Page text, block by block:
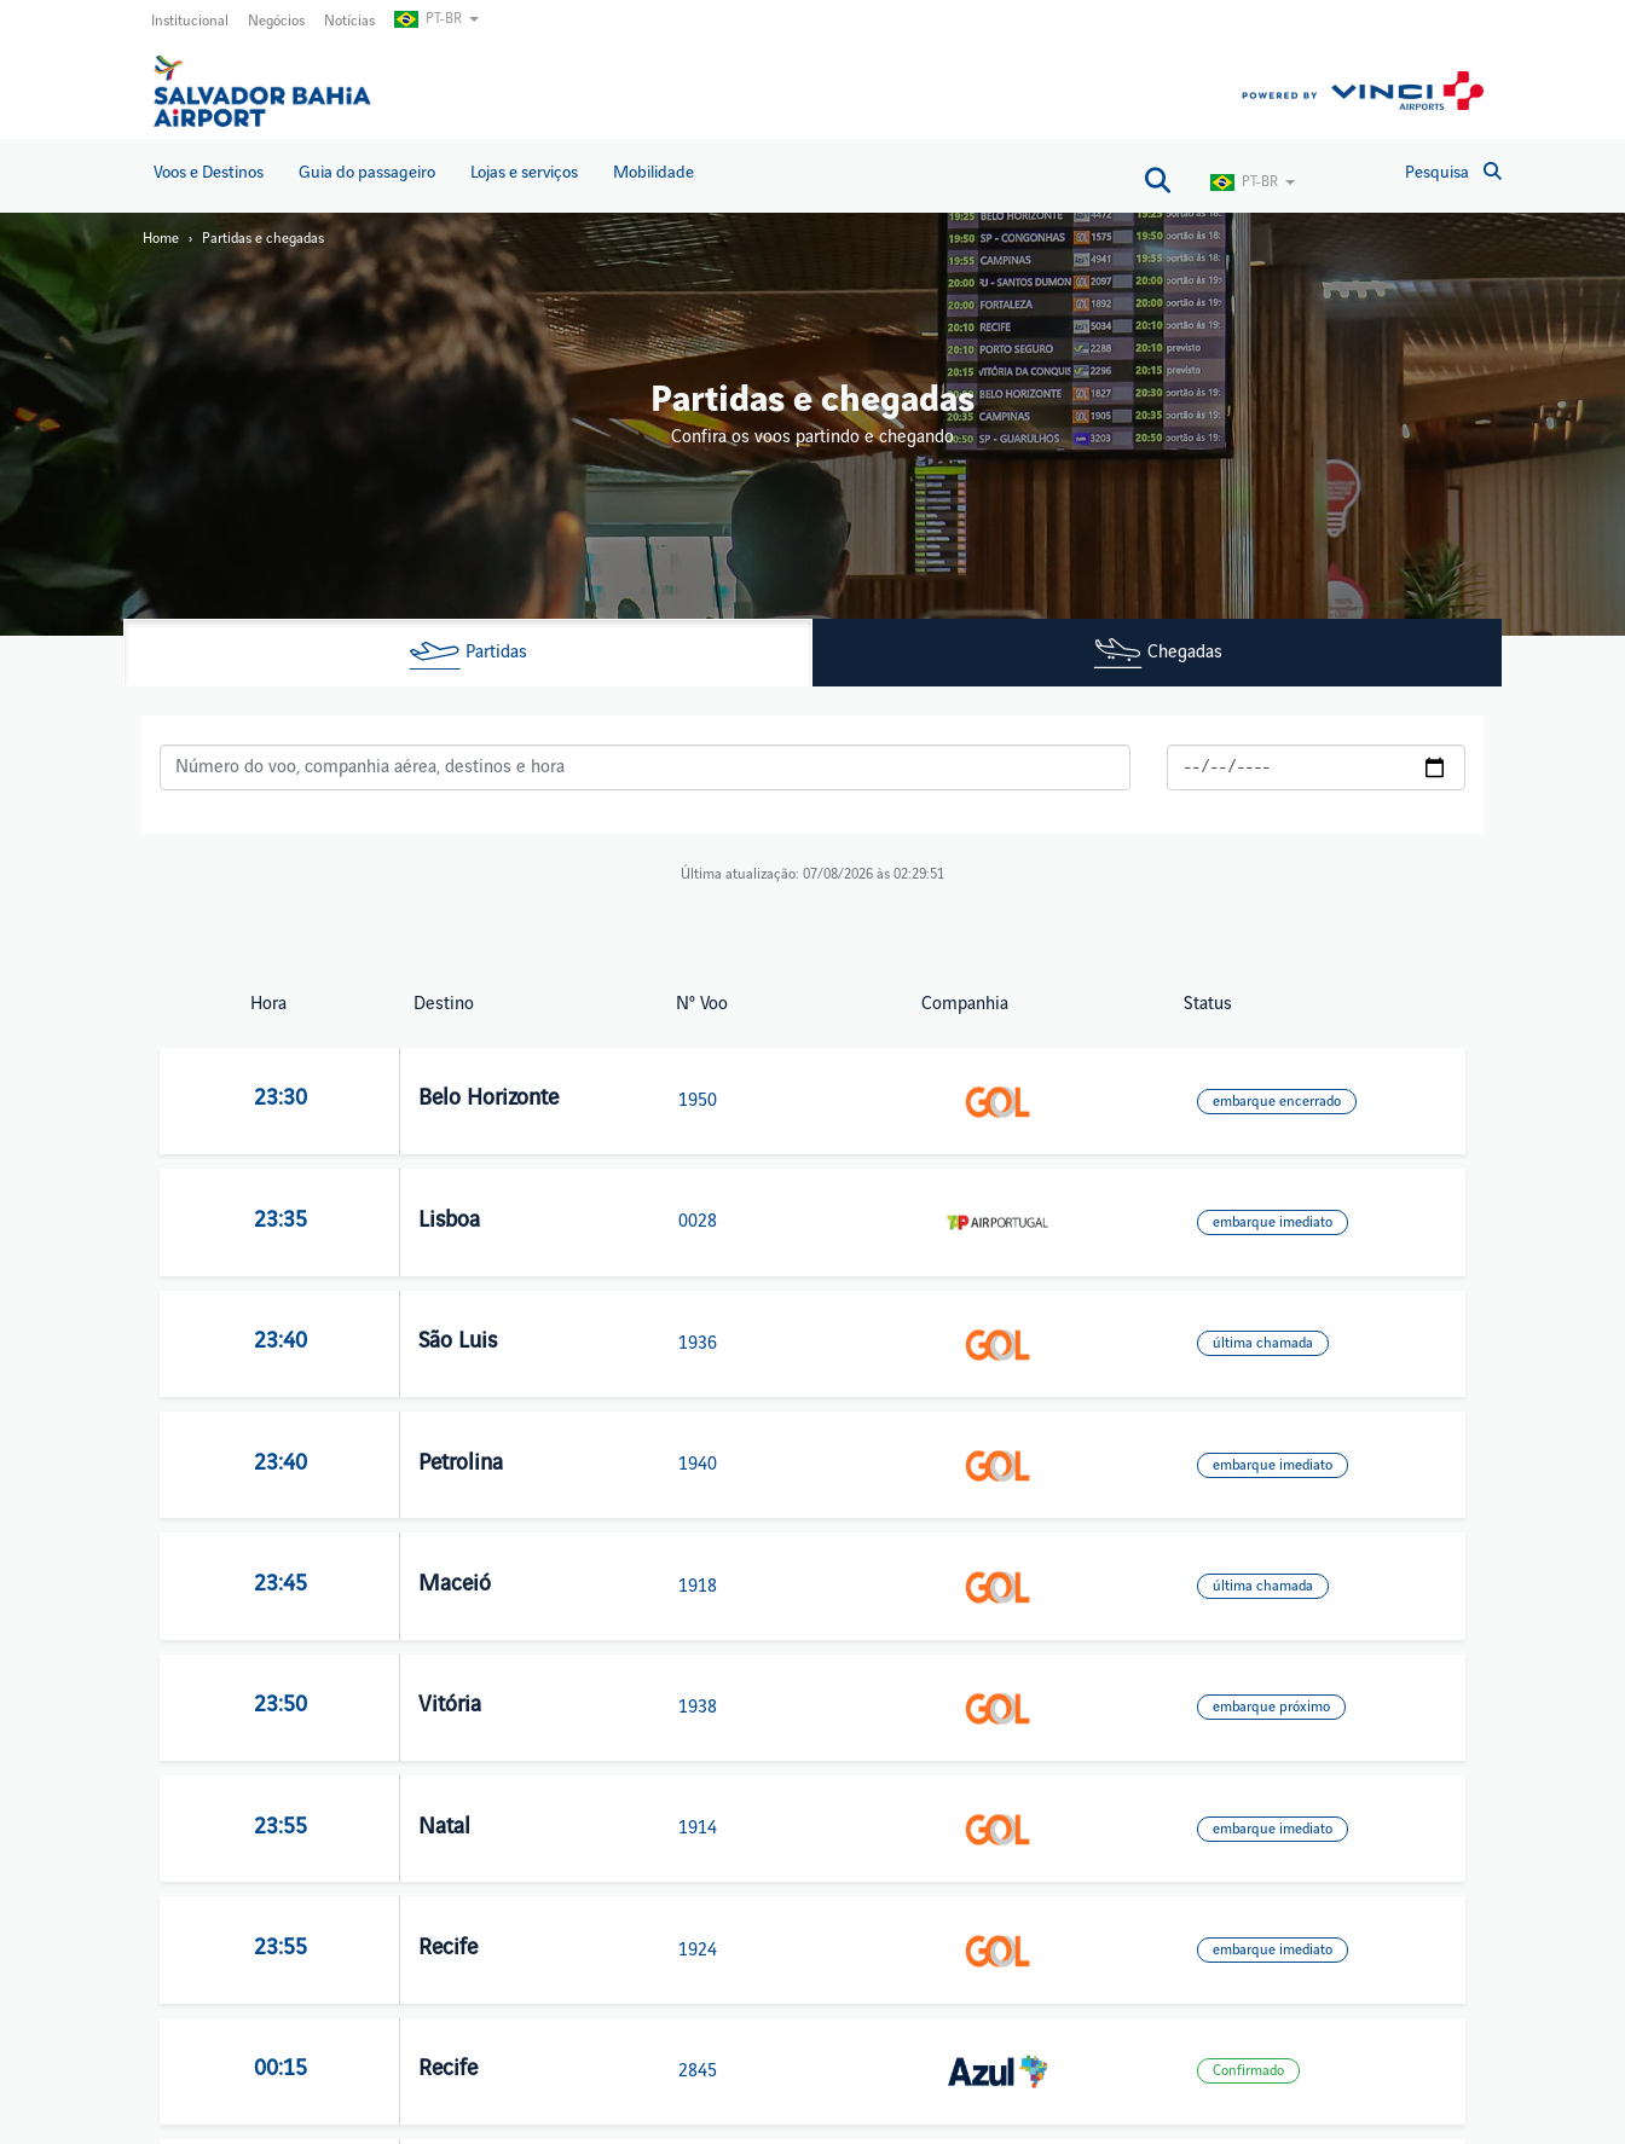
Institucional Negócios Notícias PT-BR
Voos e Destinos Guia do passageiro Lojas e serviços Mobilidade
PT-BR
Pesquisa
Home Partidas e chegadas
Partidas e chegadas
Confira os voos partindo e chegando
Partidas Chegadas
Última atualização: 07/08/2026 às 02:29:51
Hora Destino Nº Voo Companhia Status
23:30 Belo Horizonte 1950 embarque encerrado
23:35 Lisboa 0028 embarque imediato
23:40 São Luis 1936 última chamada
23:40 Petrolina 1940 embarque imediato
23:45 Maceió 1918 última chamada
23:50 Vitória 1938 embarque próximo
23:55 Natal 1914 embarque imediato
23:55 Recife 1924 embarque imediato
00:15 Recife 2845 Confirmado